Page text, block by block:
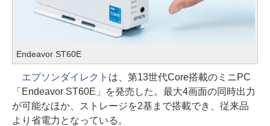
Endeavor ST60E
エプソンダイレクト は、第13世代Core搭載のミニPC
「Endeavor ST60E」を発売した。最大4画面の同時出力
が可能なほか、ストレージを2基まで搭載でき、従来品
より省電力となっている。